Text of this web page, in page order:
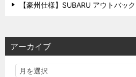
【豪州仕様】SUBARU アウトバッ
アーカイブ